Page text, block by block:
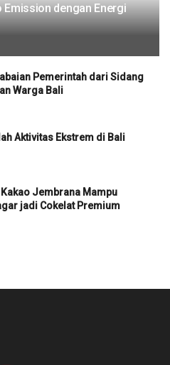
Emission dengan Energi
Pemerintah dari Sidang
Warga Bali
Aktivitas Ekstrem di Bali
Kakao Jembrana Mampu
jadi Cokelat Premium